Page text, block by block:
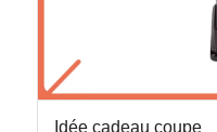
Idée cadeau coupe